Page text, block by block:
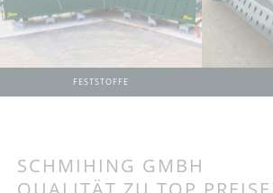
FESTSTOFFE
SCHMIHING GMBH